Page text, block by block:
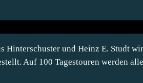
Hinterschuster und Heinz E. Studt
Auf 100 Tagestouren werden alle